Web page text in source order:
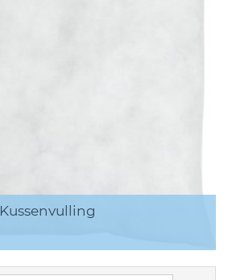
Kussenvulling